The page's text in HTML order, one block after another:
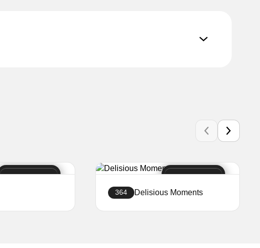
364 Delisious Moments